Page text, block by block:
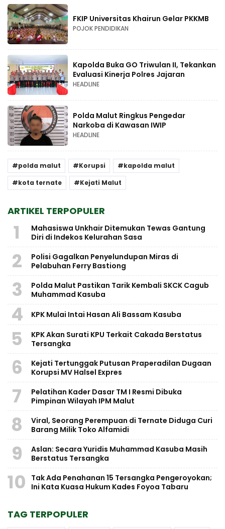
FKIP Universitas Khairun Gelar PKKMB
POJOK PENDIDIKAN
Kapolda Buka GO Triwulan II, Tekankan
Evaluasi Kinerja Polres Jajaran
HEADLINE
Polda Malut Ringkus Pengedar
Narkoba di Kawasan IWIP
HEADLINE
polda malut Korupsi
kapolda malut
kota ternate
Kejati Malut
ARTIKEL TERPOPULER
1
Mahasiswa Unkhair Ditemukan Tewas Gantung
Diri di Indekos Kelurahan Sasa
2
Polisi Gagalkan Penyelundupan Miras di
Pelabuhan Ferry Bastiong
3
Polda Malut Pastikan Tarik Kembali SKCK Cagub
Muhammad Kasuba
4 KPK Mulai Intai Hasan Ali Bassam Kasuba
5
KPK Akan Surati KPU Terkait Cakada Berstatus
Tersangka
6
Kejati Tertunggak Putusan Praperadilan Dugaan
Korupsi MV Halsel Expres
7
Pelatihan Kader Dasar TM I Resmi Dibuka
Pimpinan Wilayah IPM Malut
8
Viral, Seorang Perempuan di Ternate Diduga Curi
Barang Milik Toko Alfamidi
9
Aslan: Secara Yuridis Muhammad Kasuba Masih
Berstatus Tersangka
10
Tak Ada Penahanan 15 Tersangka Pengeroyokan;
Ini Kata Kuasa Hukum Kades Foyoa Tabaru
TAG TERPOPULER